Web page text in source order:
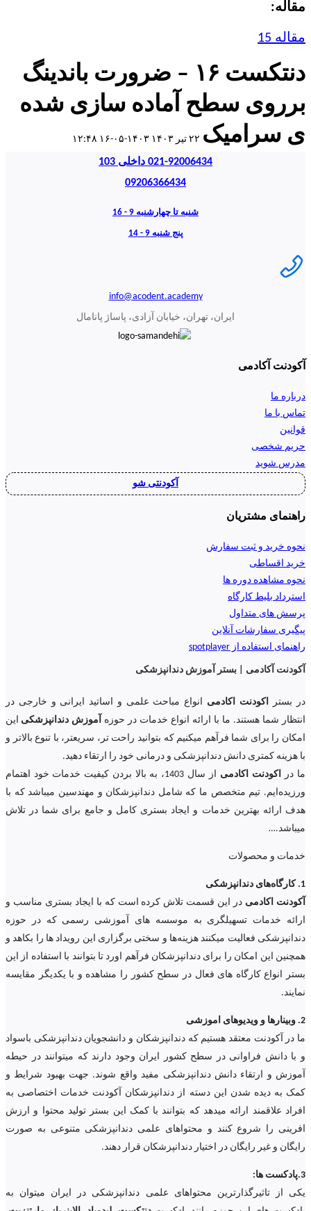
مقاله:
مقاله 15
دنتکست ۱۶ – ضرورت باندینگ
برروی سطح آماده سازی شده
ی سرامیک ۲۲ تیر ۱۴۰۳ ۱۴۰۳-۰۵-۱۶ ۱۲:۴۸
021-92006434 داخلی 103
09206366434
شنبه تا چهارشنبه 9 - 16
پنج شنبه 9 - 14
info@acodent.academy
ایران، تهران، خیابان آزادی، پاساژ پانامال
آکودنت آکادمی
درباره ما
تماس با ما
قوانین
حریم شخصی
مدرس شوید
آکودنتی شو
راهنمای مشتریان
نحوه خرید و ثبت سفارش
خرید اقساطی
نحوه مشاهده دوره ها
استرداد بلیط کارگاه
پرسش های متداول
پیگیری سفارشات آنلاین
راهنمای استفاده از spotplayer
آکودنت آکادمی | بستر آموزش دندانپزشکی
در بستر اکودنت اکادمی انواع مباحث علمی و اساتید ایرانی و خارجی در
انتظار شما هستند. ما با ارائه انواع خدمات در حوزه آموزش دندانپزشکی این
امکان را برای شما فرآهم میکنیم که بتوانید راحت تر، سریعتر، با تنوع بالاتر و
با هزینه کمتری دانش دندانپزشکی و درمانی خود را ارتقاء دهید.
ما در اکودنت اکادمی
از سال 1403، به بالا بردن کیفیت خدمات خود اهتمام
ورزیده‌‌ایم. تیم متخصص ما که شامل دندانپزشکان و مهندسین میباشد که با
هدف ارائه بهترین خدمات و ایجاد بستری کامل و جامع برای شما در تلاش
میباشد.…
خدمات و محصولات
1. کارگاه‌های دندانپزشکی
آکودنت اکادمی در این قسمت تلاش کرده است که با ایجاد بستری مناسب و
ارائه خدمات تسهیلگری به موسسه های آموزشی رسمی که در حوزه
دندانپزشکی فعالیت میکنند هزینه‌ها و سختی برگزاری این رویداد ها را بکاهد و
همچنین این امکان را برای دندانپزشکان فرآهم اورد تا بتوانند با استفاده از این
بستر انواع کارگاه های فعال در سطح کشور را مشاهده و با یکدیگر مقایسه
نمایند.
2. وبینارها و ویدیوهای اموزشی
ما در آکودنت معتقد هستیم که دندانپزشکان و دانشجویان دندانپزشکی باسواد
و با دانش فراوانی در سطح کشور ایران وجود دارند که میتوانند در حیطه
آموزش و ارتقاء دانش دندانپزشکی مفید واقع شوند. جهت بهبود شرایط و
کمک به دیده شدن این دسته از دندانپزشکان آکودنت خدمات اختصاصی به
افراد علاقمند ارائه میدهد که بتوانند با کمک این بستر تولید محتوا و ارزش
افرینی را شروع کنند و محتواهای علمی دندانپزشکی متنوعی به صورت
رایگان و غیر رایگان در اختیار دندانپزشکان قرار دهند.
3.پادکست ها:
یکی از تاثیرگذارترین محتواهای علمی دندانپزشکی در ایران میتوان به